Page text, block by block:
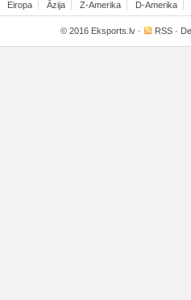
Eiropa Āzija Z-Amerika D-Amerika
© 2016 Eksports.lv · RSS ·